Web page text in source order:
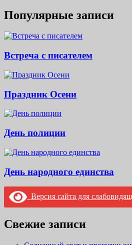
Популярные записи
Встреча с писателем
Праздник Осени
День полиции
День народного единства
Версия сайта для
Свежие записи